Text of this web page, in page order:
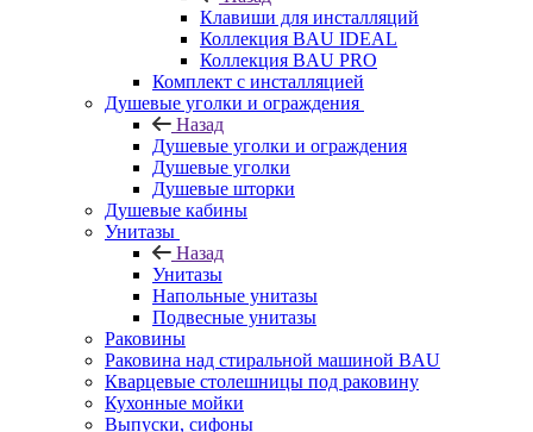
Клавиши для инсталляций
Коллекция BAU IDEAL
Коллекция BAU PRO
Комплект с инсталляцией
Душевые уголки и ограждения
Назад
Душевые уголки и ограждения
Душевые уголки
Душевые шторки
Душевые кабины
Унитазы
Назад
Унитазы
Напольные унитазы
Подвесные унитазы
Раковины
Раковина над стиральной машиной BAU
Кварцевые столешницы под раковину
Кухонные мойки
Выпуски, сифоны